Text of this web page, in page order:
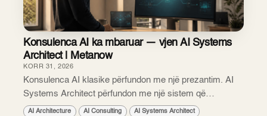
Konsulenca AI ka mbaruar — vjen AI Systems
Architect | Metanow
Konsulenca AI klasike përfundon me një prezantim. AI
Systems Architect përfundon me një sistem që
funksionon. Çdo kompani e mesme dhe e madhe në
AI Architecture AI Consulting AI Systems Architect
KORR 31, 2026